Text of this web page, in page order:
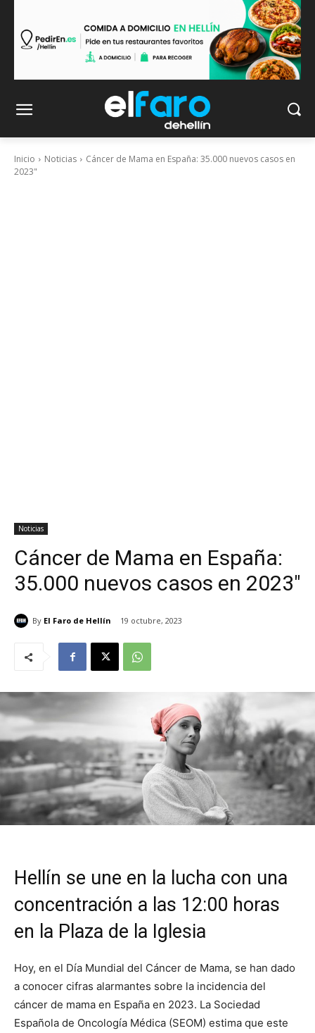
Inicio Noticias
Cáncer de Mama en España: 35.000 nuevos casos en
2023"
Noticias
Cáncer de Mama en España:
35.000 nuevos casos en 2023″
By El Faro de Hellín 19 octubre, 2023
Hellín se une en la lucha con una
concentración a las 12:00 horas
en la Plaza de la Iglesia
Hoy, en el Día Mundial del Cáncer de Mama, se han dado
a conocer cifras alarmantes sobre la incidencia del
cáncer de mama en España en 2023. La Sociedad
Española de Oncología Médica (SEOM) estima que este